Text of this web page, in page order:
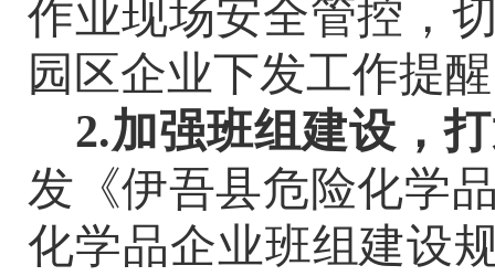
作业现场安全管控，
园区企业下发工作提
2.加强班组建设，
发《伊吾县危险化学
化学品企业班组建设